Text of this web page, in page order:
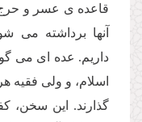
قاعده ى عسر و حرج
آنها برداشته مى
داریم. عده اى مى
اسلام، و ولى فقیه
گذارند. این سخن،